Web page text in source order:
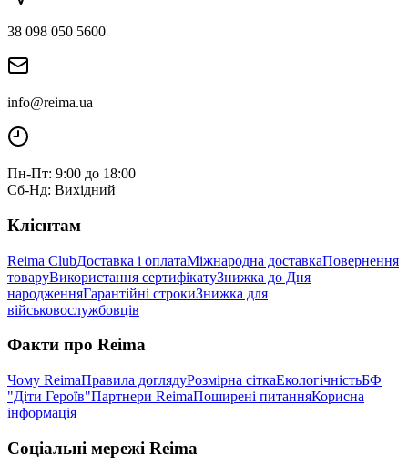
38 098 050 5600
info@reima.ua
Пн-Пт: 9:00 до 18:00
Сб-Нд: Вихідний
Клієнтам
Reima ClubДоставка і оплатаМіжнародна доставкаПовернення
товаруВикористання сертифікатуЗнижка до Дня
народженняГарантійні строкиЗнижка для
військовослужбовців
Факти про Reima
Чому ReimaПравила доглядуРозмірна сіткаЕкологічністьБФ
"Діти Героїв"Партнери ReimaПоширені питанняКорисна
інформація
Соціальні мережі Reima